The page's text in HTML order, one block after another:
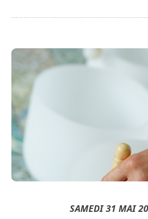
Concert de bols de
SAMEDI 31 MAI